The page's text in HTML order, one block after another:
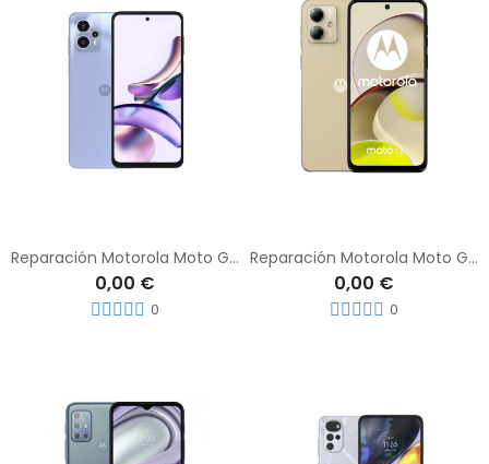
Reparación Motorola Moto G13
0,00 €
0
Reparación Motorola Moto G14
0,00 €
0